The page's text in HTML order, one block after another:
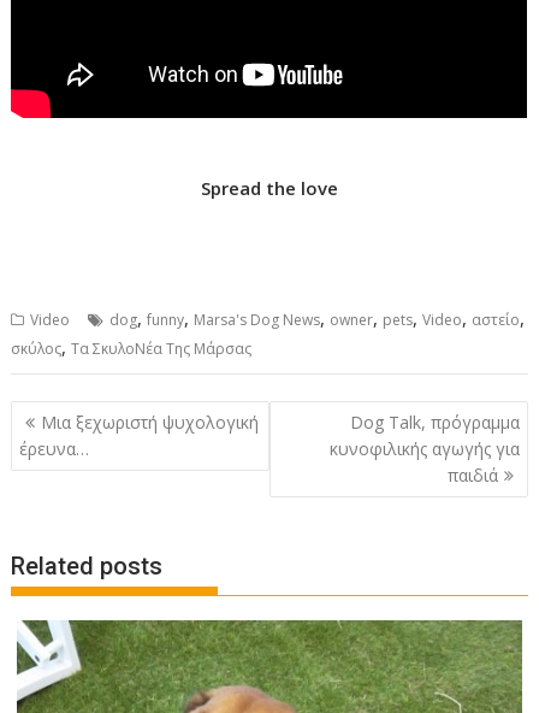
Spread the love
Video dog,funny, Marsa's Dog News, owner, pets,Video, αστείο,
σκύλος,Τα ΣκυλοΝέα Της Μάρσας
P
o
n
a
i
g
a
Μια ξεχωριστή ψυχολογική
έρευνα…
Dog Talk, πρόγραμμα
κυνοφιλικής αγωγής για
παιδιά
Related posts